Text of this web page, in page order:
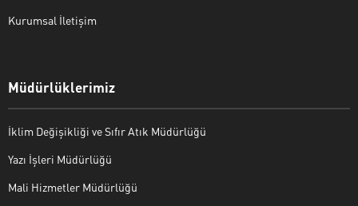
Kurumsal İletişim
Müdürlüklerimiz
İklim Değişikliği ve Sıfır Atık Müdürlüğü
Yazı İşleri Müdürlüğü
Mali Hizmetler Müdürlüğü